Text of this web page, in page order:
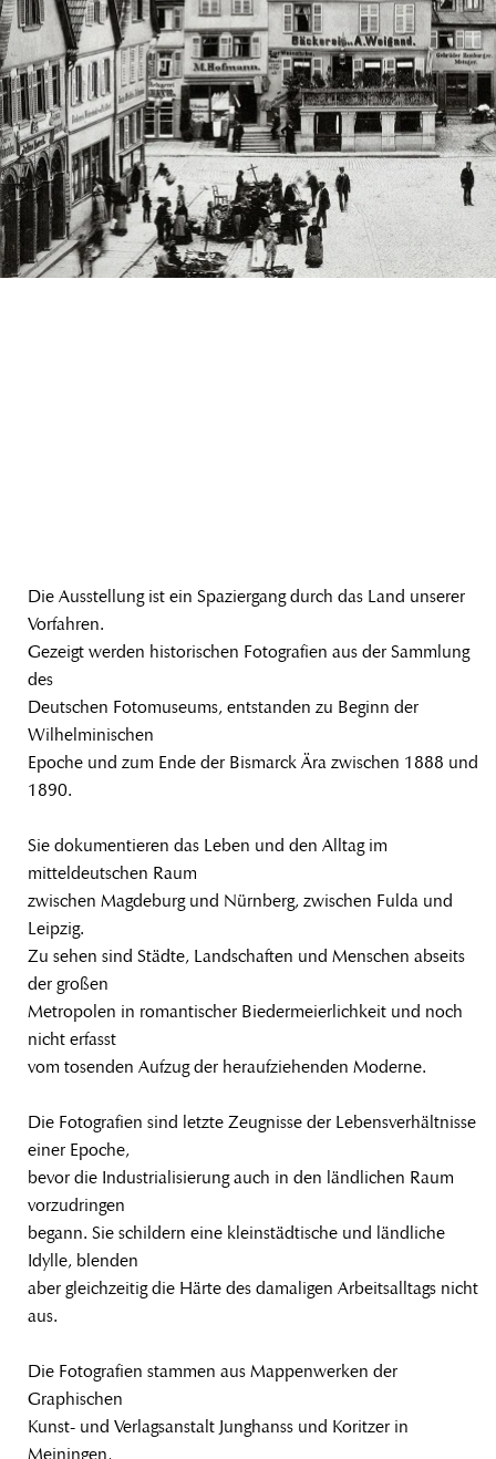
Die Ausstellung ist ein Spaziergang durch das Land unserer
Vorfahren.
Gezeigt werden historischen Fotografien aus der Sammlung
des
Deutschen Fotomuseums, entstanden zu Beginn der
Wilhelminischen
Epoche und zum Ende der Bismarck Ära zwischen 1888 und
1890.
Sie dokumentieren das Leben und den Alltag im
mitteldeutschen Raum
zwischen Magdeburg und Nürnberg, zwischen Fulda und
Leipzig.
Zu sehen sind Städte, Landschaften und Menschen abseits
der großen
Metropolen in romantischer Biedermeierlichkeit und noch
nicht erfasst
vom tosenden Aufzug der heraufziehenden Moderne.
Die Fotografien sind letzte Zeugnisse der Lebensverhältnisse
einer Epoche,
bevor die Industrialisierung auch in den ländlichen Raum
vorzudringen
begann. Sie schildern eine kleinstädtische und ländliche
Idylle, blenden
aber gleichzeitig die Härte des damaligen Arbeitsalltags nicht
aus.
Die Fotografien stammen aus Mappenwerken der
Graphischen
Kunst- und Verlagsanstalt Junghanss und Koritzer in
Meiningen,